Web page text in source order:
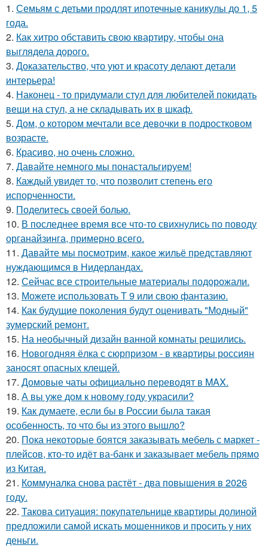
1. Семьям с детьми продлят ипотечные каникулы до 1, 5
года.
2. Как хитро обставить свою квартиру, чтобы она
выглядела дорого.
3. Доказательство, что уют и красоту делают детали
интерьера!
4. Наконец - то придумали стул для любителей покидать
вещи на стул, а не складывать их в шкаф.
5. Дом, о котором мечтали все девочки в подростковом
возрасте.
6. Красиво, но очень сложно.
7. Давайте немного мы понастальгируем!
8. Каждый увидет то, что позволит степень его
испорченности.
9. Поделитесь своей болью.
10. В последнее время все что-то свихнулись по поводу
органайзинга, примерно всего.
11. Давайте мы посмотрим, какое жильё представляют
нуждающимся в Нидерландах.
12. Сейчас все строительные материалы подорожали.
13. Можете использовать Т 9 или свою фантазию.
14. Как будущие поколения будут оценивать "Модный"
зумерский ремонт.
15. На необычный дизайн ванной комнаты решились.
16. Новогодняя ёлка с сюрпризом - в квартиры россиян
заносят опасных клещей.
17. Домовые чаты официально переводят в MAX.
18. А вы уже дом к новому году украсили?
19. Как думаете, если бы в России была такая
особенность, то что бы из этого вышло?
20. Пока некоторые боятся заказывать мебель с маркет -
плейсов, кто-то идёт ва-банк и заказывает мебель прямо
из Китая.
21. Коммуналка снова растёт - два повышения в 2026
году.
22. Такова ситуация: покупательнице квартиры долиной
предложили самой искать мошенников и просить у них
деньги.